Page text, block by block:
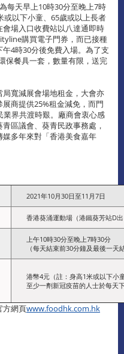
每天早上10時30分至晚上7時
或以下小童、65歲或以上長者
場入口收費站以八達通即時
購買電子門券，而已接種
4時30分後免費入場。為了支
保餐具一套，數量有限，送完
寬減展會場地租金，大會亦
商提供25%租金減免，而門
界共渡時艱。廠商會衷心感
區議會、葵青民政事務處，
多年來對「香港美食嘉年
2021年10月30日至11月7日
香港葵涌運動場（港鐵葵芳站D
上午10時30分至晚上7時30分
（每天結束前30分鐘及最後一天
港幣4元（註：身高1米或以下小
至少一劑新冠疫苗的人士於每天
方網頁www.foodhk.com.hk